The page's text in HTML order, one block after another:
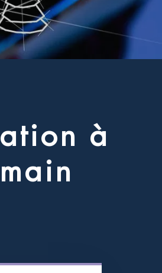
ation à
main